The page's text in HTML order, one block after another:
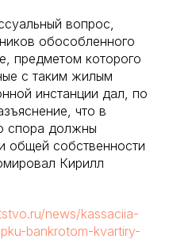
вопрос,
обособленного
предметом которого
с таким жилым
инстанции дал, по
что в
спора должны
общей собственности
Кирилл
news/kassaciia-
bankrotom-kvartiry-